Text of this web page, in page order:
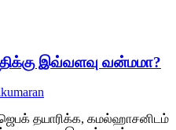
இவ்வளவு வன்மமா?
தயாரிக்க, கமல்ஹாசனிடம்